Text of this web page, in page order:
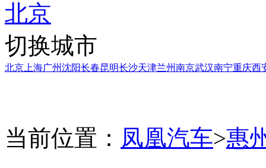
北京
切换城市
北京 上海广州沈阳长春昆明长沙天津兰州南京武汉南宁重庆西
当前位置： 凤凰汽车>惠